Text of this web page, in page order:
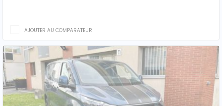
AJOUTER AU COMPARATEUR